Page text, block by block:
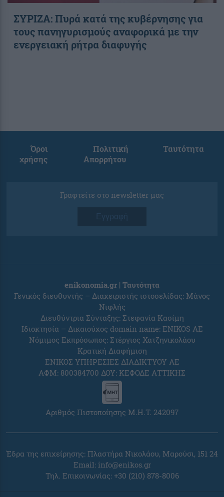
ΣΥΡΙΖΑ: Πυρά κατά της κυβέρνησης για
τους πανηγυρισμούς αναφορικά με την
ενεργειακή ρήτρα διαφυγής
Όροι
χρήσης
Πολιτική
Απορρήτου
Ταυτότητα
Γραφτείτε στο newsletter μας
Εγγραφή
enikonomia.gr | Ταυτότητα
Γενικός διευθυντής – Διαχειριστής ιστοσελίδας: Μάνος
Νιφλής
Διευθύντρια Σύνταξης: Στεφανία Κασίμη
Ιδιοκτησία – Δικαιούχος domain name: ENIKOS AE
Νόμιμος Εκπρόσωπος: Στέργιος Χατζηνικολάου
Κρατική Διαφήμιση
ΕΝΙΚΟΣ ΥΠΗΡΕΣΙΕΣ ΔΙΑΔΙΚΤΥΟΥ ΑΕ
ΑΦΜ: 800384700 ΔΟΥ: ΚΕΦΟΔΕ ΑΤΤΙΚΗΣ
Αριθμός Πιστοποίησης Μ.Η.Τ. 242097
Έδρα της επιχείρησης: Πλαστήρα Νικολάου, Μαρούσι, 151 24
Email: info@enikos.gr
Τηλ. Επικοινωνίας: +30 (210) 878-8006